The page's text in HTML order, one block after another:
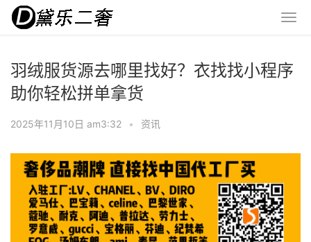
羽绒服货源去哪里找好？衣找找小程序
助你轻松拼单拿货
2025年11月10日 am3:32 • 资讯